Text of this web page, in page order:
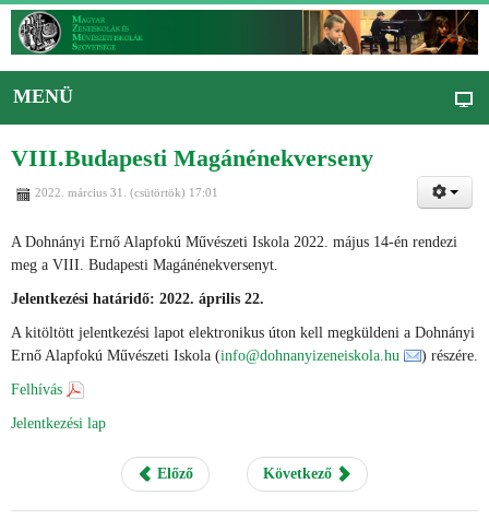
MENÜ
VIII.Budapesti Magánénekverseny
2022. március 31. (csütörtök) 17:01
A Dohnányi Ernő Alapfokú Művészeti Iskola 2022. május 14-én rendezi
meg a VIII. Budapesti Magánénekversenyt.
Jelentkezési határidő: 2022. április 22.
A kitöltött jelentkezési lapot elektronikus úton kell megküldeni a Dohnányi
Ernő Alapfokú Művészeti Iskola (info@dohnanyizeneiskola.hu ) részére.
Felhívás
Jelentkezési lap
Előző Következő